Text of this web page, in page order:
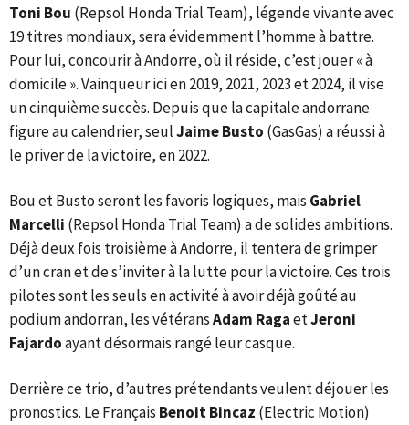
Toni Bou (Repsol Honda Trial Team), légende vivante avec
19 titres mondiaux, sera évidemment l’homme à battre.
Pour lui, concourir à Andorre, où il réside, c’est jouer « à
domicile ». Vainqueur ici en 2019, 2021, 2023 et 2024, il vise
un cinquième succès. Depuis que la capitale andorrane
figure au calendrier, seulJaime Busto (GasGas) a réussi à
le priver de la victoire, en 2022.
Bou et Busto seront les favoris logiques, mais Gabriel
Marcelli (Repsol Honda Trial Team) a de solides ambitions.
Déjà deux fois troisième à Andorre, il tentera de grimper
d’un cran et de s’inviter à la lutte pour la victoire. Ces trois
pilotes sont les seuls en activité à avoir déjà goûté au
podium andorran, les vétéransAdam RagaetJeroni
Fajardoayant désormais rangé leur casque.
Derrière ce trio, d’autres prétendants veulent déjouer les
pronostics. Le Français Benoit Bincaz (Electric Motion)